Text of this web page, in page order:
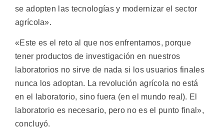
se adopten las tecnologías y modernizar el sector
agrícola».
«Este es el reto al que nos enfrentamos, porque
tener productos de investigación en nuestros
laboratorios no sirve de nada si los usuarios finales
nunca los adoptan. La revolución agrícola no está
en el laboratorio, sino fuera (en el mundo real). El
laboratorio es necesario, pero no es el punto final»,
concluyó.